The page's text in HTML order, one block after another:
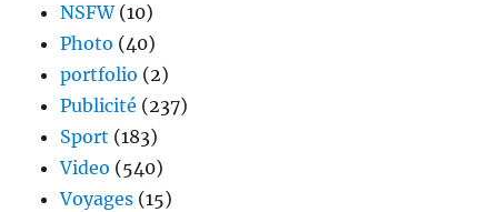
NSFW(10)
Photo (40)
portfolio (2)
Publicité (237)
Sport (183)
Video (540)
Voyages (15)